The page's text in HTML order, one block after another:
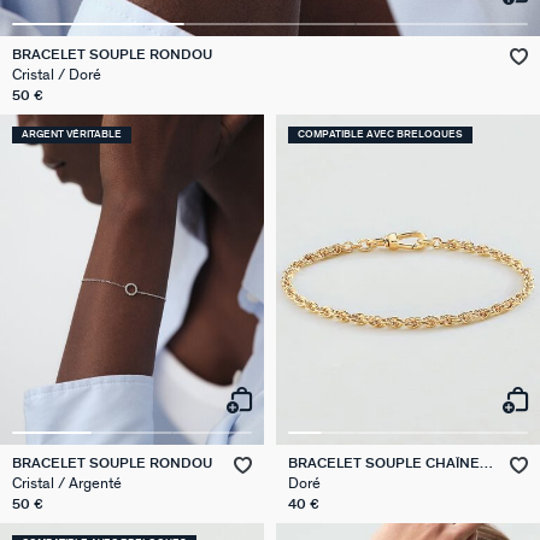
VICTOIRE
GÉNÉRATION AGATHA
SUR LA PEAU
BRACELET SOUPLE RONDOU
Cristal / Doré
50 €
ARGENT VÉRITABLE
BRACELET SOUPLE RONDOU
Cristal / Argenté
50 €
COMPATIBLE AVEC BRELOQUES
BRACELET SOUPLE CHAÎNE
CORDE
Doré
40 €